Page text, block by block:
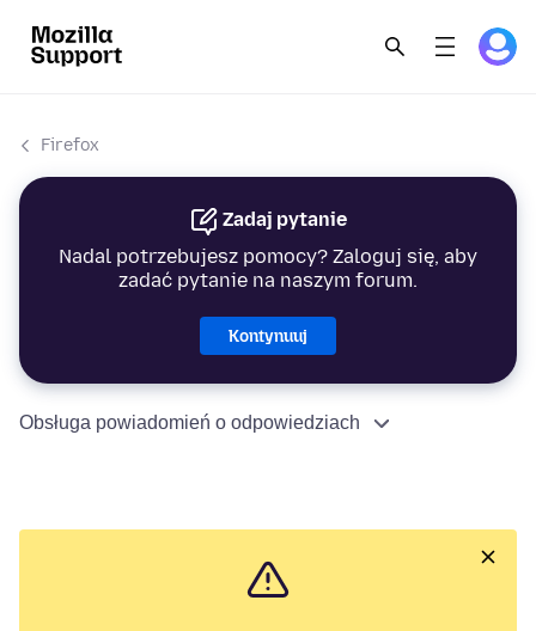
Firefox
Zadaj pytanie
Nadal potrzebujesz pomocy? Zaloguj się, aby
zadać pytanie na naszym forum.
Kontynuuj
Obsługa powiadomień o odpowiedziach